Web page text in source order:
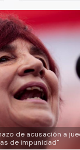
de acusación a
de impunidad"